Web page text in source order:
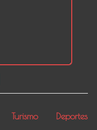
Turismo
Deportes